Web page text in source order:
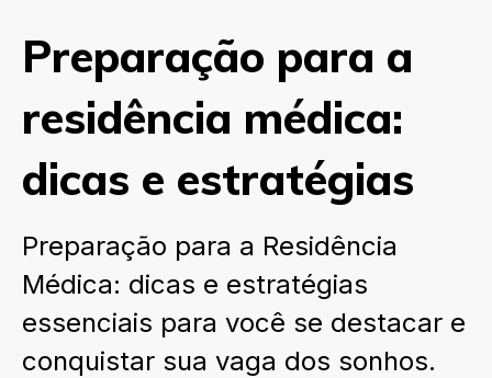
Preparação para a
residência médica:
dicas e estratégias
Preparação para a Residência
Médica: dicas e estratégias
essenciais para você se destacar e
conquistar sua vaga dos sonhos.